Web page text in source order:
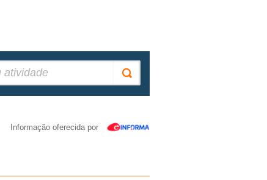
Informação oferecida por